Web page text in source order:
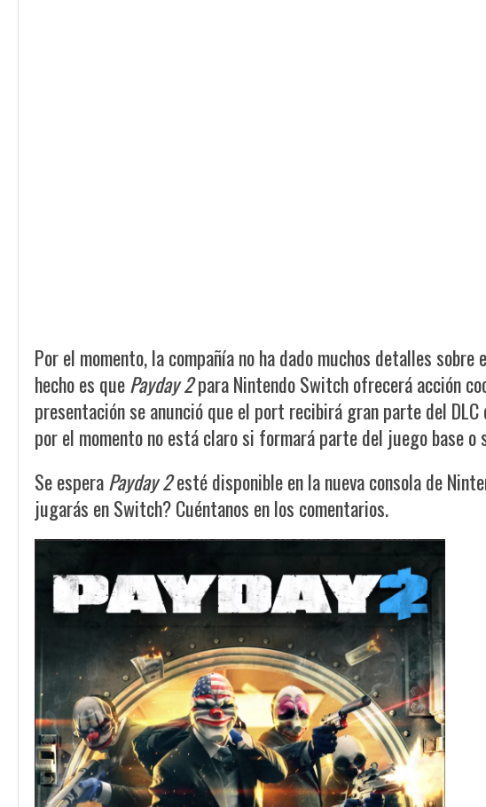
Por el momento, la compañía no ha dado muchos detalles
hecho es quePayday 2para Nintendo Switch ofrecerá acción
presentación se anunció que el port recibirá gran parte del
por el momento no está claro si formará parte del juego base o
Se esperaPayday 2esté disponible en la nueva consola de
jugarás en Switch? Cuéntanos en los comentarios.